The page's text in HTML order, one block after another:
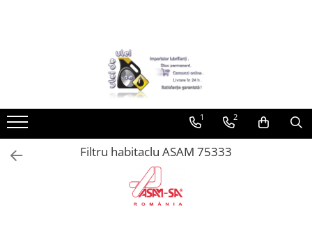
► Detailing si cosmetica
Curatare tapiterie auto
Curatare si intretinere piele
Plastice interioare
1 2
Filtru habitaclu ASAM 75333